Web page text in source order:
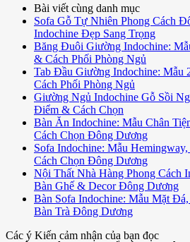
Bài viết cùng danh mục
Sofa Gỗ Tự Nhiên Phong Cách
Indochine Đẹp Sang Trọng
Băng Đuôi Giường Indochine:
& Cách Phối Phòng Ngủ
Tab Đầu Giường Indochine: Mẫu
Cách Phối Phòng Ngủ
Giường Ngủ Indochine Gỗ Sồi
Điểm & Cách Chọn
Bàn Ăn Indochine: Mẫu Chân
Cách Chọn Đông Dương
Sofa Indochine: Mẫu
Cách Chọn Đông Dương
Nội Thất Nhà Hàng Phong Cách
Bàn Ghế & Decor Đông Dương
Bàn Sofa Indochine: Mẫu Mặt
Bàn Trà Đông Dương
Các ý Kiến cảm nhận của bạn đọc